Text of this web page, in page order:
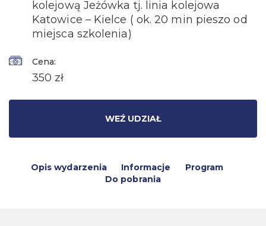
kolejową Jeżówka tj. linia kolejowa
Katowice – Kielce ( ok. 20 min pieszo od
miejsca szkolenia)
Cena:
350 zł
WEŹ UDZIAŁ
Opis wydarzenia Informacje
Program
Do pobrania